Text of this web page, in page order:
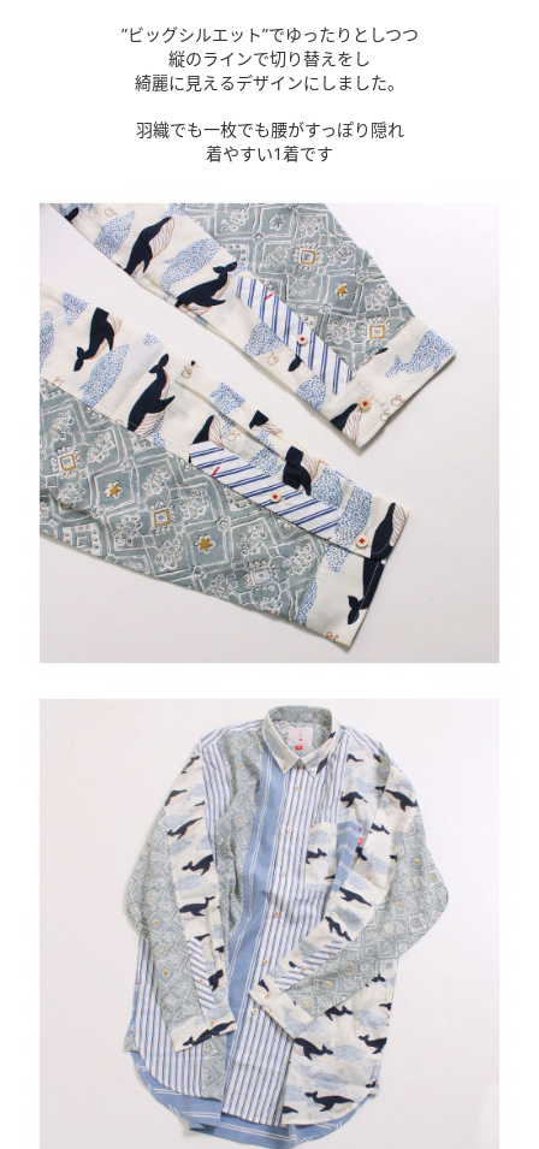
”ビッグシルエット”でゆったりとしつつ
縦のラインで切り替えをし
綺麗に見えるデザインにしました。
羽織でも一枚でも腰がすっぽり隠れ
着やすい1着です